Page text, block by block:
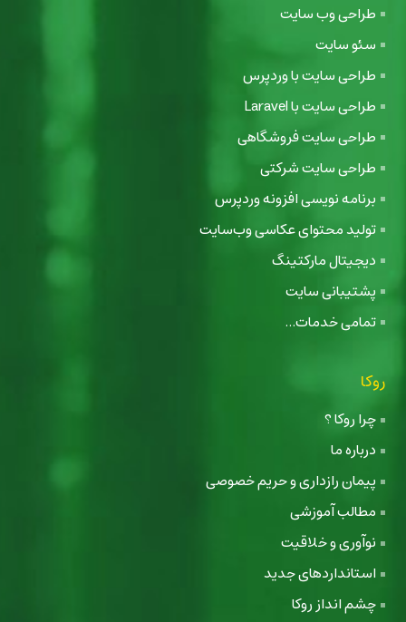
طراحی وب سایت
سئو سایت
طراحی سایت با وردپرس
طراحی سایت با Laravel
طراحی سایت فروشگاهی
طراحی سایت شرکتی
برنامه نویسی افزونه وردپرس
تولید محتوای عکاسی وب‌سایت
دیجیتال مارکتینگ
پشتیبانی سایت
تمامی خدمات...
روکا
چرا روکا ؟
درباره ما
پیمان رازداری و حریم خصوصی
مطالب آموزشی
نوآوری و خلاقیت
استانداردهای جدید
چشم انداز روکا